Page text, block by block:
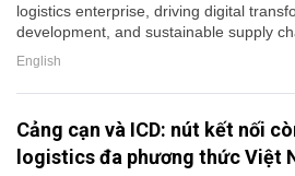
logistics enterprise, driving digital
development, and sustainable supply
English
Cảng cạn và ICD: nút kết nối
logistics đa phương thức Việt